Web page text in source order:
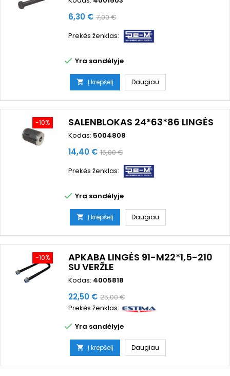
Kaina
6,30 € Bazinė
7,00 €
Prekės ženklas:
 Yra sandėlyje
 Į krepšelį Daugiau
−10% SALENBLOKAS 24*63*86 LINGĖS
Kodas: 5004808
Kaina
14,40 € Bazinė
16,00 €
Prekės ženklas:
 Yra sandėlyje
 Į krepšelį Daugiau
−10% APKABA LINGĖS 91-M22*1,5-210
SU VERŽLE
Kodas: 4005818
Kaina
22,50 € Bazinė
kaina
25,00 €
Prekės ženklas:
 Yra sandėlyje
 Į krepšelį Daugiau